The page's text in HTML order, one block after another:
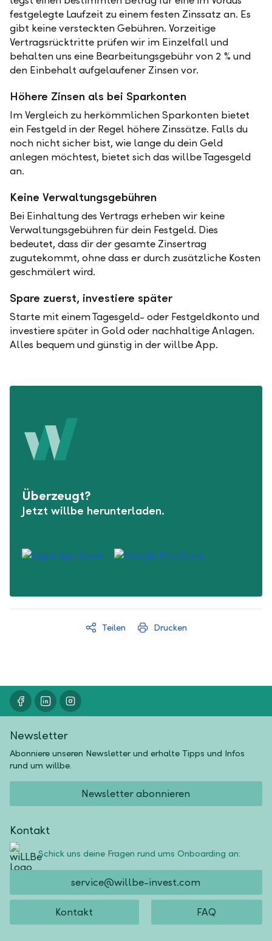
festgelegte Laufzeit zu einem festen Zinssatz an. Es
gibt keine versteckten Gebühren. Vorzeitige
Vertragsrücktritte prüfen wir im Einzelfall und
behalten uns eine Bearbeitungsgebühr von 2 % und
den Einbehalt aufgelaufener Zinsen vor.
Höhere Zinsen als bei Sparkonten
Im Vergleich zu herkömmlichen Sparkonten bietet
ein Festgeld in der Regel höhere Zinssätze. Falls du
noch nicht sicher bist, wie lange du dein Geld
anlegen möchtest, bietet sich das willbe Tagesgeld
an.
Keine Verwaltungsgebühren
Bei Einhaltung des Vertrags erheben wir keine
Verwaltungsgebühren für dein Festgeld. Dies
bedeutet, dass dir der gesamte Zinsertrag
zugutekommt, ohne dass er durch zusätzliche Kosten
geschmälert wird.
Spare zuerst, investiere später
Starte mit einem Tagesgeld- oder Festgeldkonto und
investiere später in Gold oder nachhaltige Anlagen.
Alles bequem und günstig in der willbe App.
Überzeugt?
Jetzt willbe herunterladen.
Teilen Drucken
Newsletter
Abonniere unseren Newsletter und erhalte Tipps und Infos
rund um willbe.
Newsletter abonnieren
Kontakt
Schick uns deine Fragen rund ums Onboarding an:
service@willbe-invest.com
Kontakt FAQ